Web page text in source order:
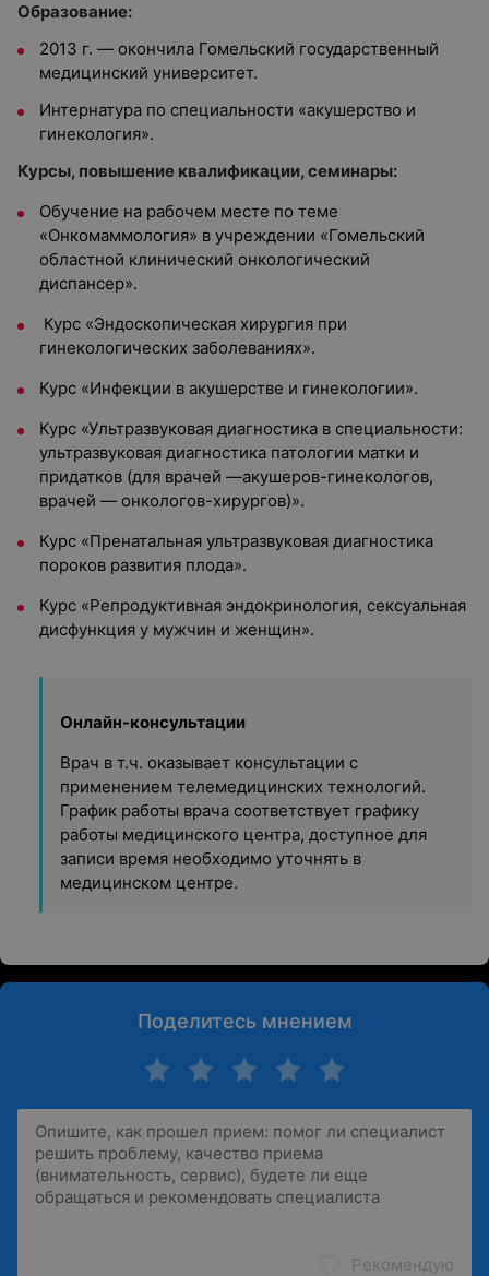
Образование:
2013 г. — окончила Гомельский государственный
медицинский университет.
Интернатура по специальности «акушерство и
гинекология».
Курсы, повышение квалификации, семинары:
Обучение на рабочем месте по теме
«Онкомаммология» в учреждении «Гомельский
областной клинический онкологический
диспансер».
Курс «Эндоскопическая хирургия при
гинекологических заболеваниях».
Курс «Инфекции в акушерстве и гинекологии».
Курс «Ультразвуковая диагностика в специальности:
ультразвуковая диагностика патологии матки и
придатков (для врачей —акушеров-гинекологов,
врачей — онкологов-хирургов)».
Курс «Пренатальная ультразвуковая диагностика
пороков развития плода».
Курс «Репродуктивная эндокринология, сексуальная
дисфункция у мужчин и женщин».
Онлайн-консультации
Врач в т.ч. оказывает консультации с
применением телемедицинских технологий.
График работы врача соответствует графику
работы медицинского центра, доступное для
записи время необходимо уточнять в
медицинском центре.
Поделитесь мнением
Рекомендую